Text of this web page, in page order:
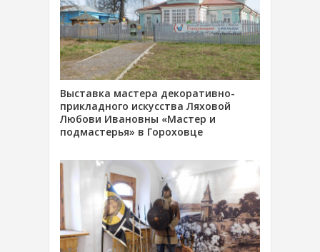
Выставка мастера декоративно-
прикладного искусства Ляховой
Любови Ивановны «Мастер и
подмастерья» в Гороховце